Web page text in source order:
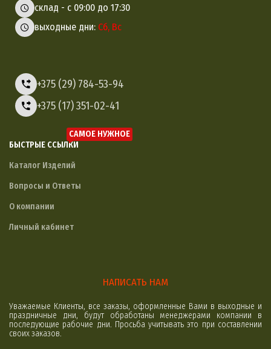
склад - с 09:00 до 17:30
выходные дни: Сб, Вс
+375 (29) 784-53-94
+375 (17) 351-02-41
БЫСТРЫЕ ССЫЛКИ
САМОЕ НУЖНОЕ
Каталог Изделий
Вопросы и Ответы
О компании
Личный кабинет
НАПИСАТЬ НАМ
Уважаемые Клиенты, все заказы, оформленные Вами в выходные и
праздничные дни, будут обработаны менеджерами компании в
последующие рабочие дни. Просьба учитывать это при составлении
своих заказов.